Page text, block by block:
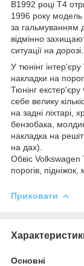
В1992 році T4
1996 року
за гальмуванням
відмінно
ситуації на дорозі.
У тюнінг
накладки на
Тюнінг
себе велику
на задні ліхтарі,
бензобака,
накладка на
на дах).
Обвіс Volkswagen
порогів,
Приховати
Основні